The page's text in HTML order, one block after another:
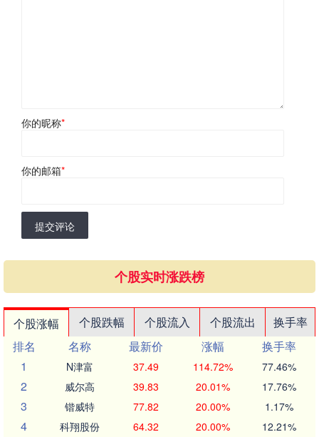
你的昵称*
你的邮箱*
提交评论
个股实时涨跌榜
个股涨幅 个股跌幅 个股流入 个股流出
换手率
排名
名称 最新价 涨幅
换手率
1
N津富 37.49 114.72% 77.46%
2 威尔高 39.83 20.01% 17.76%
3 锴威特 77.82 20.00% 1.17%
4 科翔股份 64.32 20.00% 12.21%